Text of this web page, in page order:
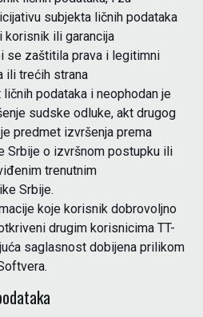
subjekta ličnih podataka
korisnik ili garancija
se zaštitila prava i legitimni
ili trećih strana
podataka i neophodan je
sudske odluke, akt drugog
predmet izvršenja prema
Srbije o izvršnom postupku ili
trenutnim
Srbije.
koje korisnik dobrovoljno
drugim korisnicima TT-
saglasnost dobijena prilikom